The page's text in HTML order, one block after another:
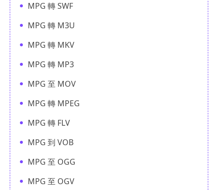
MPG 轉 SWF
MPG 轉 M3U
MPG 轉 MKV
MPG 轉 MP3
MPG 至 MOV
MPG 轉 MPEG
MPG 轉 FLV
MPG 到 VOB
MPG 至 OGG
MPG 至 OGV